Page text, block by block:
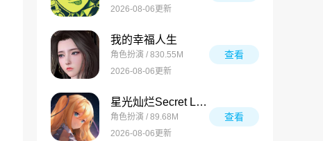
2026-08-06更新
我的幸福人生
角色扮演 / 830.55M
2026-08-06更新
查看
星光灿烂Secret Love
角色扮演 / 89.68M
2026-08-06更新
查看